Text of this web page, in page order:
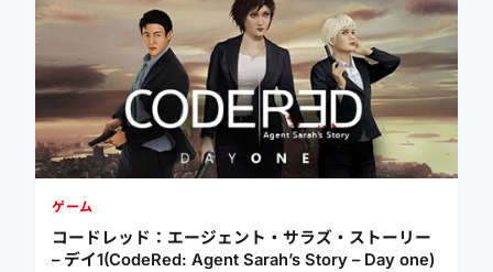
ゲーム
コードレッド：エージェント・サラズ・ストーリー
– デイ1(CodeRed: Agent Sarah’s Story – Day one)